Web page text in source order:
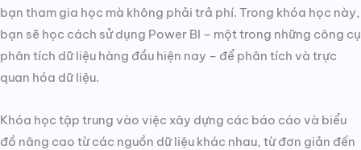
bạn tham gia học mà không phải trả phí. Trong khóa học này,
bạn sẽ học cách sử dụng Power BI – một trong những công cụ
phân tích dữ liệu hàng đầu hiện nay – để phân tích và trực
quan hóa dữ liệu.
Khóa học tập trung vào việc xây dựng các báo cáo và biểu
đồ nâng cao từ các nguồn dữ liệu khác nhau, từ đơn giản đến